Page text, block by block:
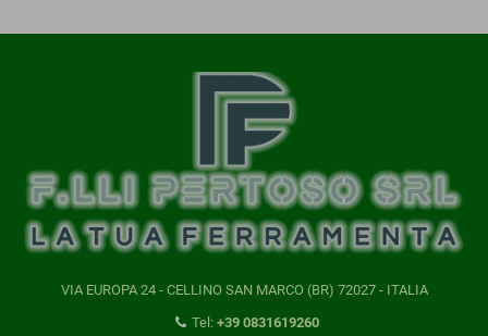
VIA EUROPA 24 - CELLINO SAN MARCO (BR) 72027 - ITALIA
Tel: +39 0831619260